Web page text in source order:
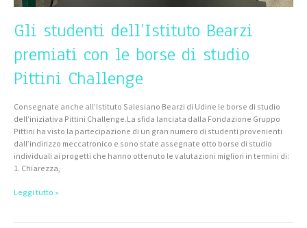
Gli studenti dell’Istituto Bearzi
premiati con le borse di studio
Pittini Challenge
Consegnate anche all’Istituto Salesiano Bearzi di Udine le borse di studio
dell’iniziativa Pittini Challenge.La sfida lanciata dalla Fondazione Gruppo
Pittini ha visto la partecipazione di un gran numero di studenti provenienti
dall’indirizzo meccatronico e sono state assegnate otto borse di studio
individuali ai progetti che hanno ottenuto le valutazioni migliori in termini di:
1. Chiarezza,
Leggi tutto »